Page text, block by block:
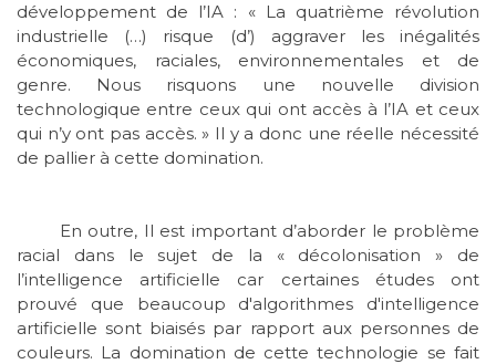
développement de l’IA : « La quatrième révolution
industrielle (…) risque (d’) aggraver les inégalités
économiques, raciales, environnementales et de
genre. Nous risquons une nouvelle division
technologique entre ceux qui ont accès à l’IA et ceux
qui n’y ont pas accès. » Il y a donc une réelle nécessité
de pallier à cette domination.
En outre, Il est important d’aborder le problème
racial dans le sujet de la « décolonisation » de
l’intelligence artificielle car certaines études ont
prouvé que beaucoup d'algorithmes d'intelligence
artificielle sont biaisés par rapport aux personnes de
couleurs. La domination de cette technologie se fait